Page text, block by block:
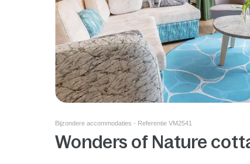
Bijzondere accommodaties - Referentie VM2541
Wonders of Nature